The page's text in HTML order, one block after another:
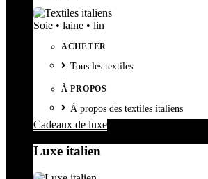
Soie • laine • lin
ACHETER
Tous les textiles
À PROPOS
À propos des textiles italiens
Cadeaux de luxe
Luxe italien